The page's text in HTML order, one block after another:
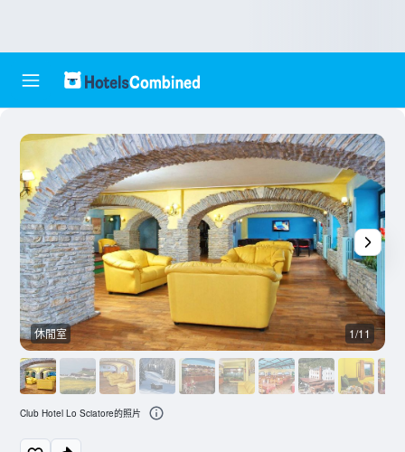
休閒室 1/11
Club Hotel Lo Sciatore的照片